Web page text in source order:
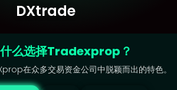
DXtrade
么选择Tradexprop？
在众多交易资金公司中脱颖而出的特色。